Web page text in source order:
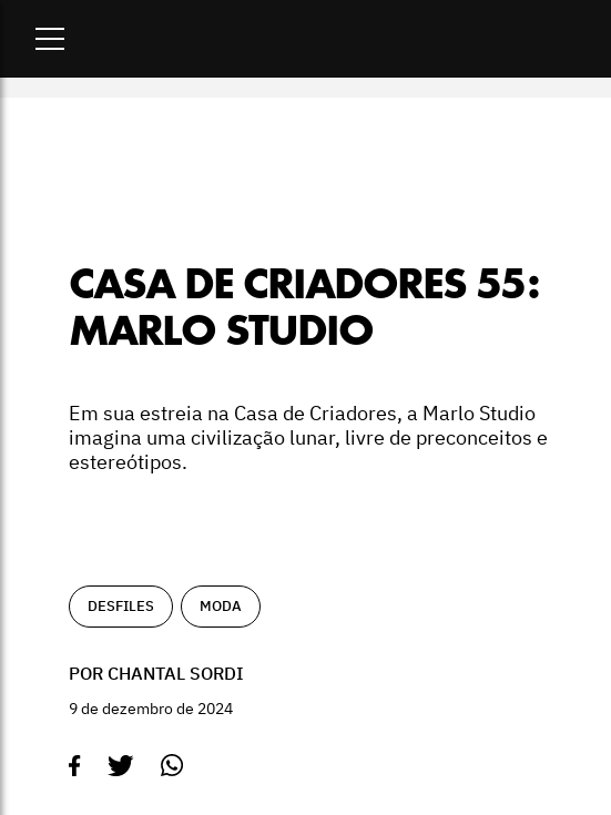
CASA DE CRIADORES 55:
MARLO STUDIO
Em sua estreia na Casa de Criadores, a Marlo Studio
imagina uma civilização lunar, livre de preconceitos e
estereótipos.
DESFILES MODA
POR CHANTAL SORDI
9 de dezembro de 2024